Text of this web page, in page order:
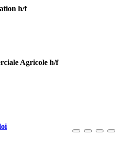
h/f
Agricole h/f